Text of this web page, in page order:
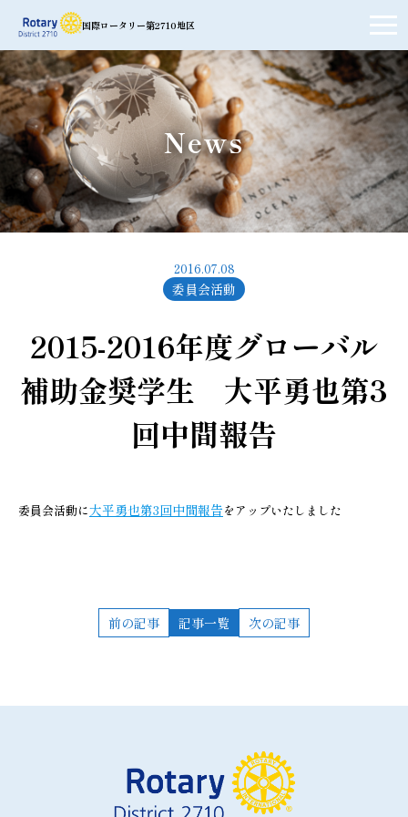
国際ロータリー第2710地区
News
2016.07.08
委員会活動
2015-2016年度グローバル
補助金奨学生 大平勇也第3
回中間報告
委員会活動に大平勇也第3回中間報告をアップいたしました
前の記事 記事一覧 次の記事